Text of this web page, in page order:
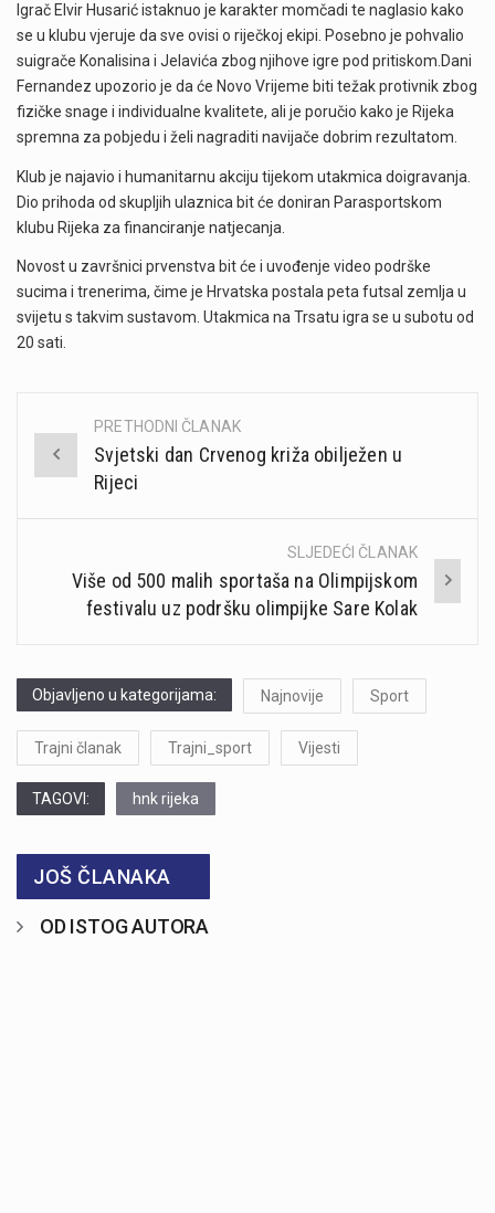
Igrač Elvir Husarić istaknuo je karakter momčadi te naglasio kako
se u klubu vjeruje da sve ovisi o riječkoj ekipi. Posebno je pohvalio
suigrače Konalisina i Jelavića zbog njihove igre pod pritiskom.Dani
Fernandez upozorio je da će Novo Vrijeme biti težak protivnik zbog
fizičke snage i individualne kvalitete, ali je poručio kako je Rijeka
spremna za pobjedu i želi nagraditi navijače dobrim rezultatom.
Klub je najavio i humanitarnu akciju tijekom utakmica doigravanja.
Dio prihoda od skupljih ulaznica bit će doniran Parasportskom
klubu Rijeka za financiranje natjecanja.
Novost u završnici prvenstva bit će i uvođenje video podrške
sucima i trenerima, čime je Hrvatska postala peta futsal zemlja u
svijetu s takvim sustavom. Utakmica na Trsatu igra se u subotu od
20 sati.
Post
navigation
PRETHODNI ČLANAK
Svjetski dan Crvenog križa obilježen u
Rijeci
SLJEDEĆI ČLANAK
Više od 500 malih sportaša na Olimpijskom
festivalu uz podršku olimpijke Sare Kolak
Objavljeno u kategorijama: Najnovije Sport
Trajni članak Trajni_sport Vijesti
TAGOVI: hnk rijeka
JOŠ ČLANAKA
OD ISTOG AUTORA